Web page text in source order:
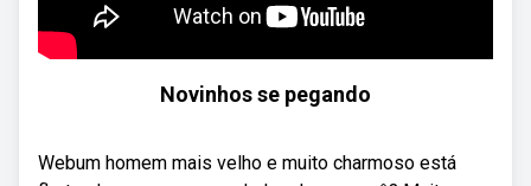
Novinhos se pegando
Webum homem mais velho e muito charmoso está